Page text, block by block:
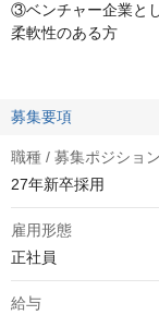
③ベンチャー企業と
柔軟性のある方
募集要項
職種 / 募集ポジショ
27年新卒採用
雇用形態
正社員
給与